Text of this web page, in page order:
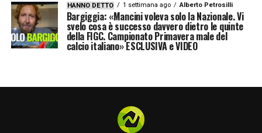
HANNO DETTO 1 settimana ago Alberto Petrosilli
Bargiggia: «Mancini voleva solo la Nazionale. Vi
svelo cosa è successo davvero dietro le quinte
della FIGC. Campionato Primavera male del
calcio italiano» ESCLUSIVA e VIDEO